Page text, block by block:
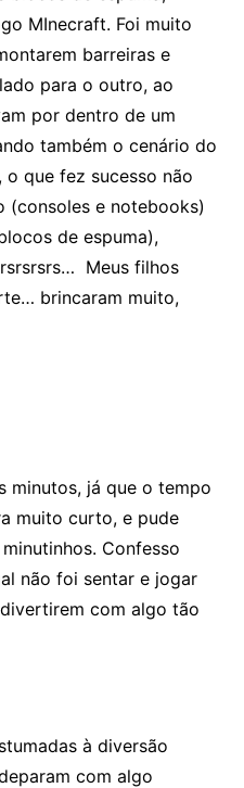
MInecraft. Foi muito
barreiras e
para o outro, ao
por dentro de um
também o cenário do
o que fez sucesso não
(consoles e notebooks)
de espuma),
Meus filhos
brincaram muito,
minutos, já que o tempo
muito curto, e pude
Confesso
não foi sentar e jogar
com algo tão
à diversão
com algo